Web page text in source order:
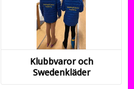
Klubbvaror och
Swedenkläder